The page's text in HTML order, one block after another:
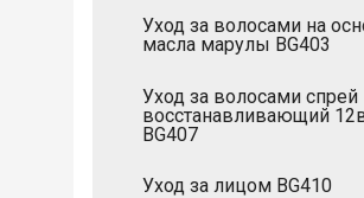
Уход за волосами на
масла марулы BG403
Уход за волосами спрей
восстанавливающий
BG407
Уход за лицом BG410